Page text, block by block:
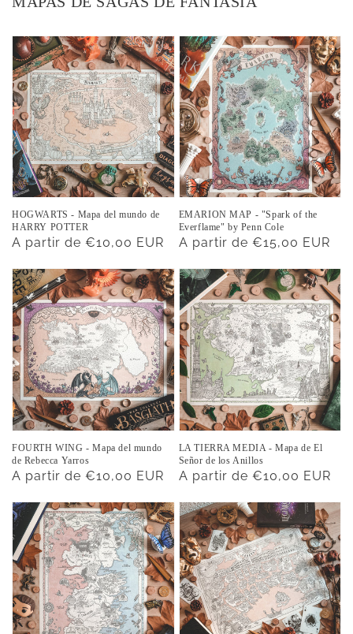
HOGWARTS - Mapa del mundo de
HARRY POTTER
Precio
A partir de €10,00 EUR
EMARION MAP - "Spark of the
Everflame" by Penn Cole
Precio
A partir de €15,00 EUR
FOURTH WING - Mapa del mundo
de Rebecca Yarros
Precio
A partir de €10,00 EUR
LA TIERRA MEDIA - Mapa de El
Señor de los Anillos
Precio
A partir de €10,00 EUR